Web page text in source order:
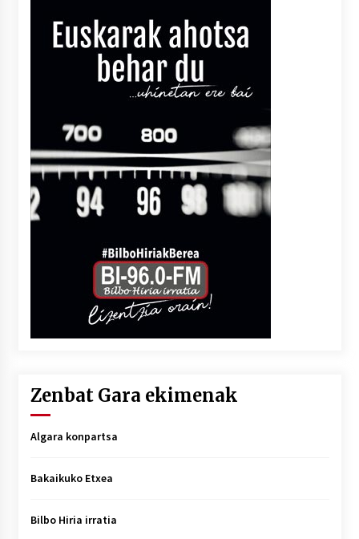
Zenbat Gara ekimenak
Algara konpartsa
Bakaikuko Etxea
Bilbo Hiria irratia